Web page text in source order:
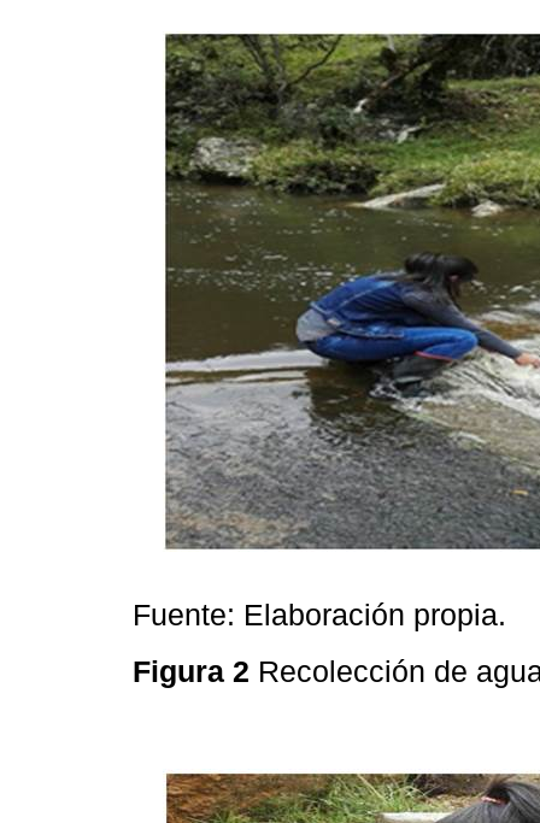
Fuente: Elaboración propia.
Figura 2 Recolección de